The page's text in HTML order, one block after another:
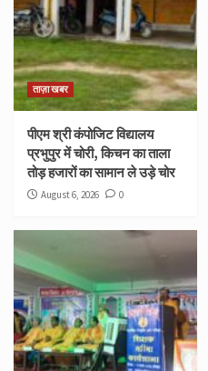
ताज़ा खबर
पीएम श्री कंपोजिट विद्यालय
प्रभुपुर में चोरी, किचन का ताला
तोड़ हजारों का सामान ले उड़े चोर
August 6, 2026 0